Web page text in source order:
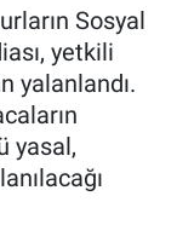
Sosyal
yetkili
yalanlandı.
yasal,